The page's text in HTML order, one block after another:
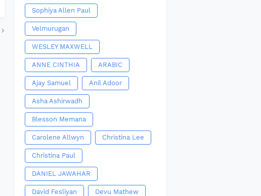
Sophiya Allen Paul
Velmurugan
WESLEY MAXWELL
ANNE CINTHIA ARABIC
Ajay Samuel Anil Adoor
Asha Ashirwadh
Blesson Memana
Carolene Allwyn Christina Lee
Christina Paul
DANIEL JAWAHAR
David Fesliyan Devu Mathew